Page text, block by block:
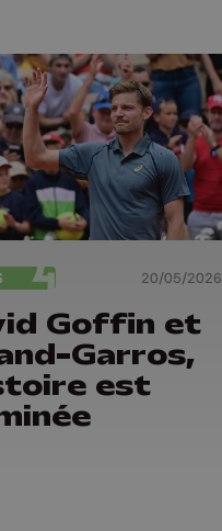
20/05/2026
Goffin et
Garros,
est